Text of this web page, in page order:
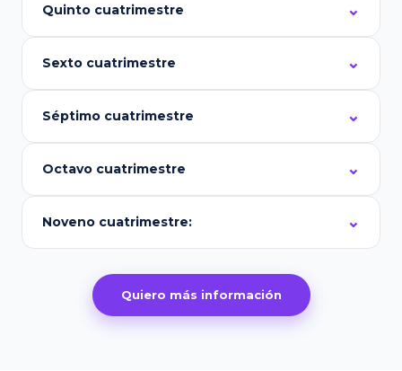
Quinto cuatrimestre
Sexto cuatrimestre
Séptimo cuatrimestre
Octavo cuatrimestre
Noveno cuatrimestre:
Quiero más información